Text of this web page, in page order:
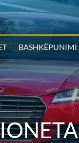
BASHKËPUNIMI